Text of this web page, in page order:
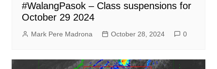
#WalangPasok – Class suspensions for
October 29 2024
Mark Pere Madrona October 28, 2024 0